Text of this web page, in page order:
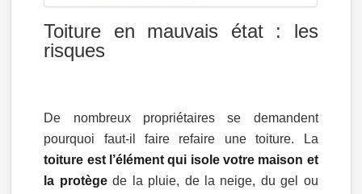
Toiture en mauvais état : les
risques
De nombreux propriétaires se demandent
pourquoi faut-il faire refaire une toiture. La
toiture est l’élément qui isole votre maison et
la protègede la pluie, de la neige, du gel ou